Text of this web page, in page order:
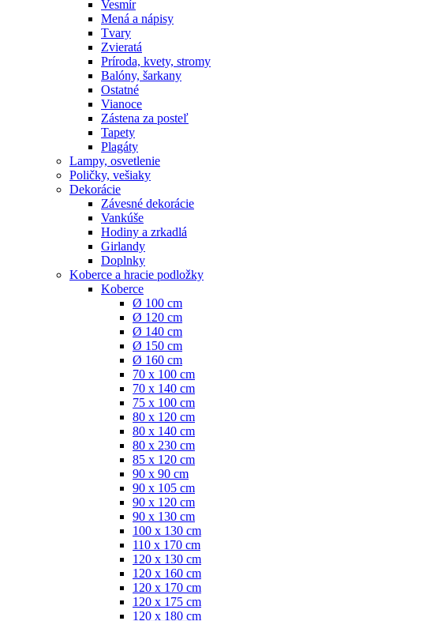
Vesmír
Mená a nápisy
Tvary
Zvieratá
Príroda, kvety, stromy
Balóny, šarkany
Ostatné
Vianoce
Zástena za posteľ
Tapety
Plagáty
Lampy, osvetlenie
Poličky, vešiaky
Dekorácie
Závesné dekorácie
Vankúše
Hodiny a zrkadlá
Girlandy
Doplnky
Koberce a hracie podložky
Koberce
Ø 100 cm
Ø 120 cm
Ø 140 cm
Ø 150 cm
Ø 160 cm
70 x 100 cm
70 x 140 cm
75 x 100 cm
80 x 120 cm
80 x 140 cm
80 x 230 cm
85 x 120 cm
90 x 90 cm
90 x 105 cm
90 x 120 cm
90 x 130 cm
100 x 130 cm
110 x 170 cm
120 x 130 cm
120 x 160 cm
120 x 170 cm
120 x 175 cm
120 x 180 cm